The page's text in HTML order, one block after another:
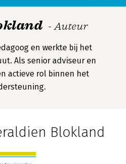
- Auteur
en werkte bij het
Als senior adviseur en
actieve rol binnen het
Blokland